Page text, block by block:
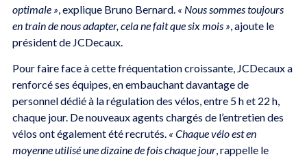
optimale », explique Bruno Bernard. « Nous sommes toujours
en train de nous adapter, cela ne fait que six mois », ajoute le
président de JCDecaux.
Pour faire face à cette fréquentation croissante, JCDecaux a
renforcé ses équipes, en embauchant davantage de
personnel dédié à la régulation des vélos, entre 5 h et 22 h,
chaque jour. De nouveaux agents chargés de l’entretien des
vélos ont également été recrutés. « Chaque vélo est en
moyenne utilisé une dizaine de fois chaque jour, rappelle le